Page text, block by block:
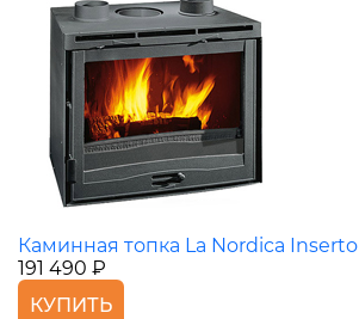
Каминная топка La Nordica
191 490 ₽
КУПИТЬ